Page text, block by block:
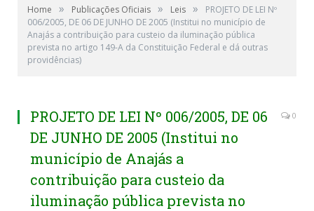
Home » Publicações Oficiais » Leis »
PROJETO DE LEI Nº
006/2005, DE 06 DE JUNHO DE 2005 (Institui no município de
Anajás a contribuição para custeio da iluminação pública
prevista no artigo 149-A da Constituição Federal e dá outras
providências)
PROJETO DE LEI Nº 006/2005, DE 06
DE JUNHO DE 2005 (Institui no
município de Anajás a
contribuição para custeio da
iluminação pública prevista no
0